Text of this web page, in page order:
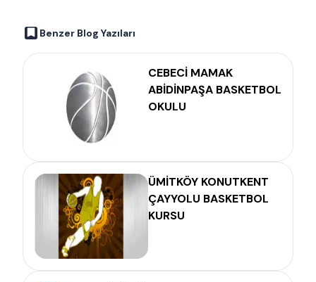
Benzer Blog Yazıları
CEBECİ MAMAK
ABİDİNPAŞA BASKETBOL
OKULU
ÜMİTKÖY KONUTKENT
ÇAYYOLU BASKETBOL
KURSU